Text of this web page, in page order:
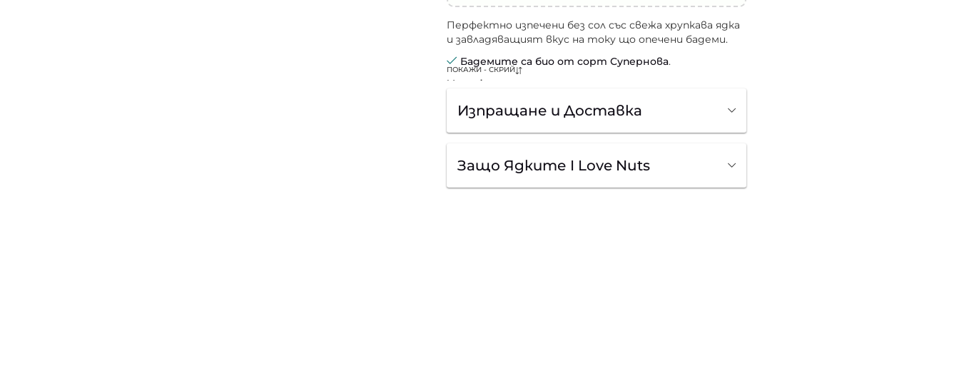
Перфектно изпечени без сол със свежа хрупкава ядка
и завладяващият вкус на току що опечени бадеми.
Бадемите са био от сорт Супернова.
Характерно за сорта
Едра ядка (около 18 x 10 mm) с тънка обвивка,
богата на фибри. Плътна и хрупкава
текстура.
Вкусови качества:
Деликатен със сладост на ванилия вкус и послевкус
ПОКАЖИ - СКРИЙ
Изпращане и Доставка
Защо Ядките I Love Nuts